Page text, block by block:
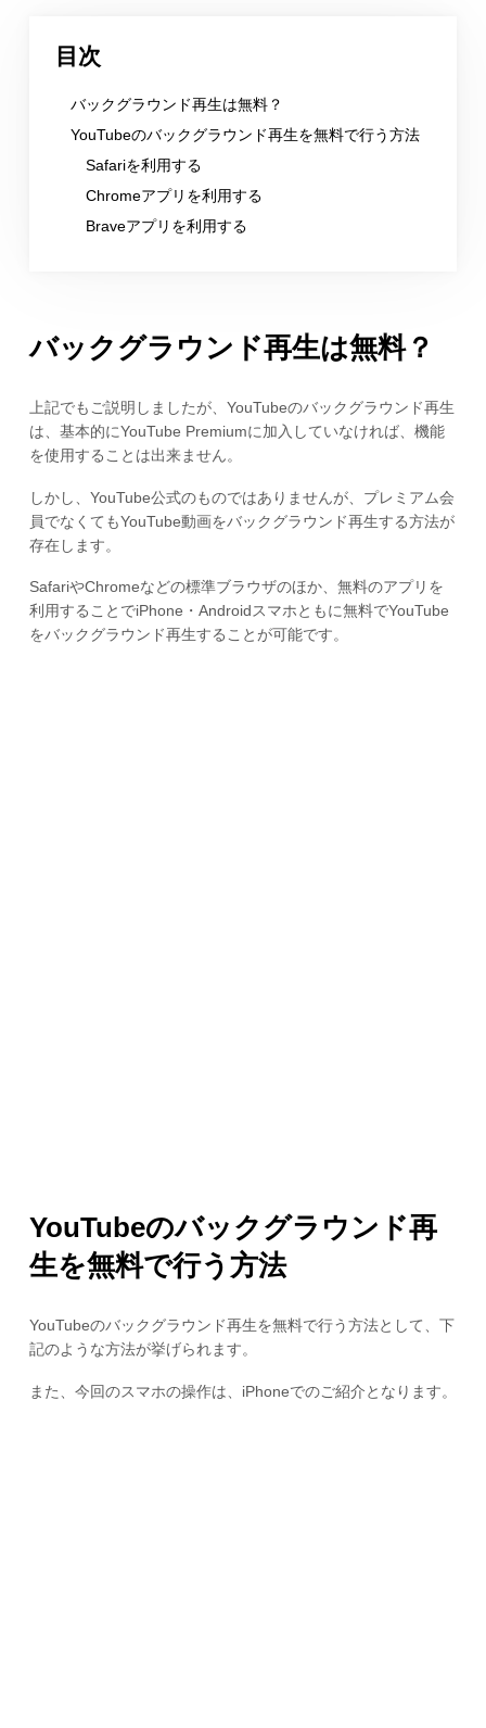
目次
バックグラウンド再生は無料？
YouTubeのバックグラウンド再生を無料で行う方法
Safariを利用する
Chromeアプリを利用する
Braveアプリを利用する
バックグラウンド再生は無料？
上記でもご説明しましたが、YouTubeのバックグラウンド再生
は、基本的にYouTube Premiumに加入していなければ、機能
を使用することは出来ません。
しかし、YouTube公式のものではありませんが、プレミアム会
員でなくてもYouTube動画をバックグラウンド再生する方法が
存在します。
SafariやChromeなどの標準ブラウザのほか、無料のアプリを
利用することでiPhone・Androidスマホともに無料でYouTube
をバックグラウンド再生することが可能です。
YouTubeのバックグラウンド再
生を無料で行う方法
YouTubeのバックグラウンド再生を無料で行う方法として、下
記のような方法が挙げられます。
また、今回のスマホの操作は、iPhoneでのご紹介となります。